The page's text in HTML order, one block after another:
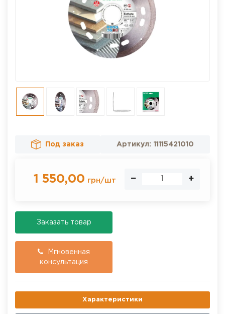
Под заказ Артикул: 11115421010
1 550,00 грн/шт
Заказать товар
Мгновенная
консультация
Характеристики